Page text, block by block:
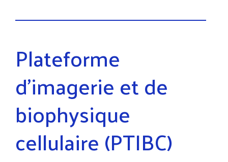
Plateforme
d’imagerie et de
biophysique
cellulaire (PTIBC)